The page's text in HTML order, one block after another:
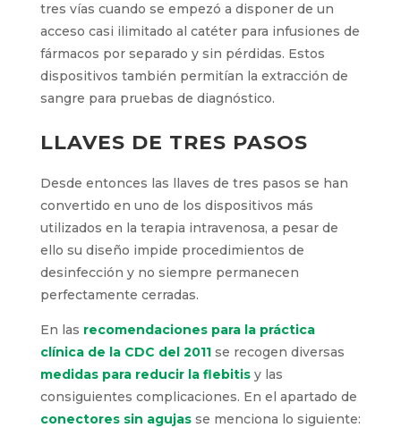
tres vías cuando se empezó a disponer de un
acceso casi ilimitado al catéter para infusiones de
fármacos por separado y sin pérdidas. Estos
dispositivos también permitían la extracción de
sangre para pruebas de diagnóstico.
LLAVES DE TRES PASOS
Desde entonces las llaves de tres pasos se han
convertido en uno de los dispositivos más
utilizados en la terapia intravenosa, a pesar de
ello su diseño impide procedimientos de
desinfección y no siempre permanecen
perfectamente cerradas.
En las recomendaciones para la práctica
clínica de la CDC del 2011se recogen diversas
medidas para reducir la flebitisy las
consiguientes complicaciones. En el apartado de
conectores sin agujasse menciona lo siguiente: